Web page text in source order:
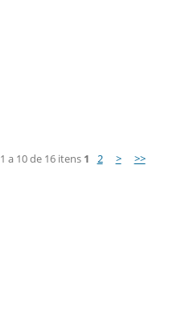
1 a 10 de 16 itens 1 2 > >>